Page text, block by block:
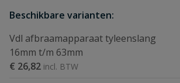
Beschikbare varianten:
Vdl afbraamapparaat tyleenslang
16mm t/m 63mm
€ 26,82